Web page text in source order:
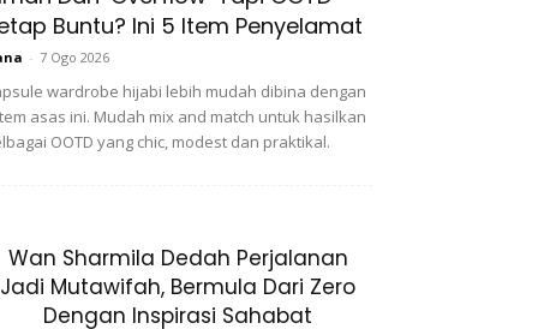
Buntu? Ini 5 Item Penyelamat
- 7 Ogo 2026
wardrobe hijabi lebih mudah dibina dengan
asas ini. Mudah mix and match untuk hasilkan
OOTD yang chic, modest dan praktikal.
Wan Sharmila Dedah Perjalanan
Jadi Mutawifah, Bermula Dari Zero
Dengan Inspirasi Sahabat